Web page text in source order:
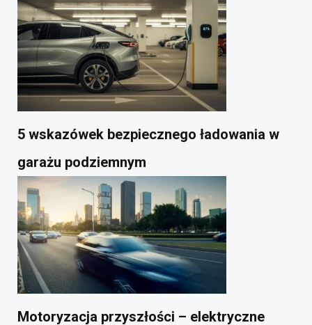
5 wskazówek bezpiecznego ładowania w
garażu podziemnym
Motoryzacja przyszłości – elektryczne